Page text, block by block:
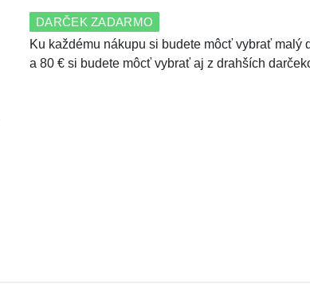
DARČEK ZADARMO
Ku každému nákupu si budete môcť vybrať malý
a 80 € si budete môcť vybrať aj z drahších